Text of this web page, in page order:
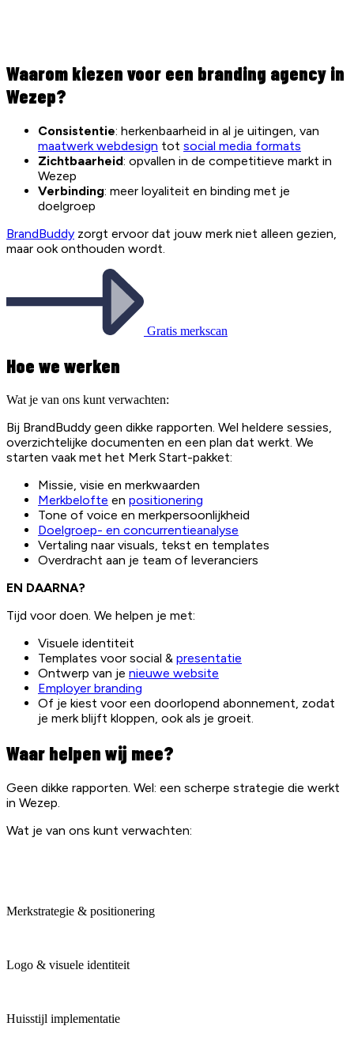
Waarom kiezen voor een branding agency in
Wezep?
Consistentie: herkenbaarheid in al je uitingen, van
maatwerk webdesign tot social media formats
Zichtbaarheid: opvallen in de competitieve markt in
Wezep
Verbinding: meer loyaliteit en binding met je
doelgroep
BrandBuddy zorgt ervoor dat jouw merk niet alleen gezien,
maar ook onthouden wordt.
Gratis merkscan
Hoe we werken
Wat je van ons kunt verwachten:
Bij BrandBuddy geen dikke rapporten. Wel heldere sessies,
overzichtelijke documenten en een plan dat werkt. We
starten vaak met het Merk Start-pakket:
Missie, visie en merkwaarden
Merkbelofte en positionering
Tone of voice en merkpersoonlijkheid
Doelgroep- en concurrentieanalyse
Vertaling naar visuals, tekst en templates
Overdracht aan je team of leveranciers
EN DAARNA?
Tijd voor doen. We helpen je met:
Visuele identiteit
Templates voor social & presentatie
Ontwerp van je nieuwe website
Employer branding
Of je kiest voor een doorlopend abonnement, zodat
je merk blijft kloppen, ook als je groeit.
Waar helpen wij mee?
Geen dikke rapporten. Wel: een scherpe strategie die werkt
in Wezep.
Wat je van ons kunt verwachten:
Merkstrategie & positionering
Logo & visuele identiteit
Huisstijl implementatie